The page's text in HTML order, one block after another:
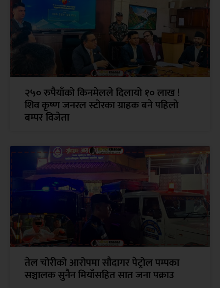
२५० रुपैयाँको किनमेलले दिलायो १० लाख !
शिव कृष्ण जनरल स्टोरका ग्राहक बने पहिलो
बम्पर विजेता
तेल चोरीको आरोपमा सौदागर पेट्रोल पम्पका
सञ्चालक सुनैन मियाँसहित सात जना पक्राउ